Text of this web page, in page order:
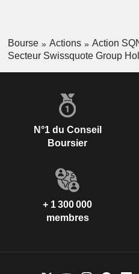
Bourse Actions
Action
Secteur Swissquote Group
N°1 du Conseil
Boursier
+ 1 300 000
membres